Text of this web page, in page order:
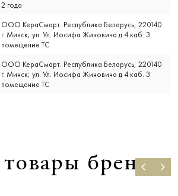
2 года
ООО КераСмарт. Республика Беларусь, 220140
г. Минск; ул. Ул. Иосифа Жиновича д 4 каб. 3
помещение ТС
ООО КераСмарт. Республика Беларусь, 220140
г. Минск; ул. Ул. Иосифа Жиновича д 4 каб. 3
помещение ТС
бренда